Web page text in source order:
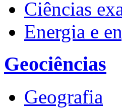
Ciências
Energia e
Geociências
Geografia